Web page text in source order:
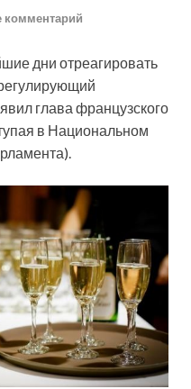
комментарий
дни отреагировать
глава французского
в Национальном